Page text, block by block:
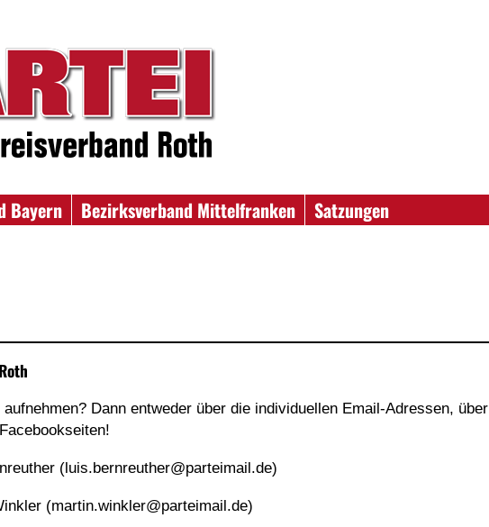
Bayern Bezirksverband Mittelfranken
Satzungen
Dann entweder über die individuellen Email-Adressen, über
(luis.bernreuther@parteimail.de)
(martin.winkler@parteimail.de)